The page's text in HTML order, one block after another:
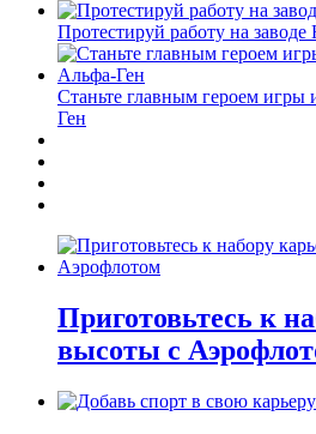
Протестируй работу на заводе
Станьте главным героем игры
Ген
Приготовьтесь к
высоты с